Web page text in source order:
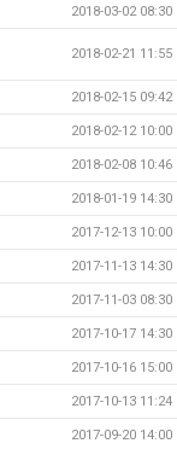
2018-03-02 08:30
2018-02-21 11:55
2018-02-15 09:42
2018-02-12 10:00
2018-02-08 10:46
2018-01-19 14:30
2017-12-13 10:00
2017-11-13 14:30
2017-11-03 08:30
2017-10-17 14:30
2017-10-16 15:00
2017-10-13 11:24
2017-09-20 14:00